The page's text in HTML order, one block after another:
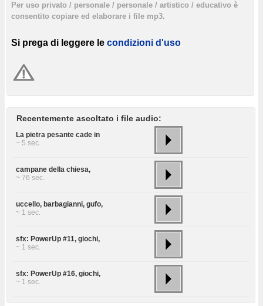
Per uso privato / personale / personale / artistico / educativo è
consentito copiare ed elaborare i file mp3.
Si prega di leggere le condizioni d'uso
Recentemente ascoltato i file audio:
La pietra pesante cade in
~ 5 sec.
campane della chiesa,
~ 76 sec.
uccello, barbagianni, gufo,
~ 1 sec.
sfx: PowerUp #11, giochi,
~ 1 sec.
sfx: PowerUp #16, giochi,
~ 1 sec.